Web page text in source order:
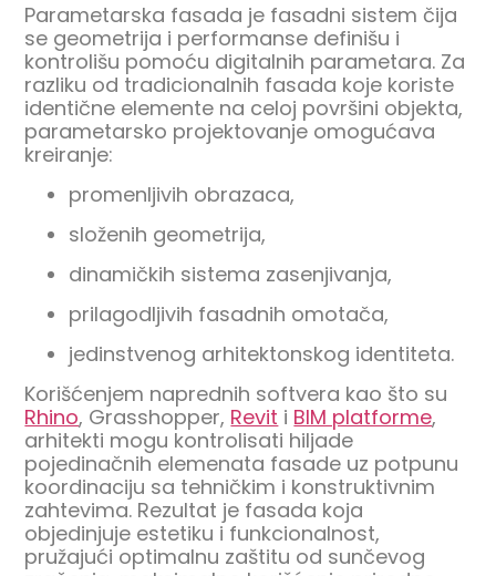
Parametarska fasada je fasadni sistem čija
se geometrija i performanse definišu i
kontrolišu pomoću digitalnih parametara. Za
razliku od tradicionalnih fasada koje koriste
identične elemente na celoj površini objekta,
parametarsko projektovanje omogućava
kreiranje:
promenljivih obrazaca,
složenih geometrija,
dinamičkih sistema zasenjivanja,
prilagodljivih fasadnih omotača,
jedinstvenog arhitektonskog identiteta.
Korišćenjem naprednih softvera kao što su
Rhino, Grasshopper, Revit i BIM platforme,
arhitekti mogu kontrolisati hiljade
pojedinačnih elemenata fasade uz potpunu
koordinaciju sa tehničkim i konstruktivnim
zahtevima. Rezultat je fasada koja
objedinjuje estetiku i funkcionalnost,
pružajući optimalnu zaštitu od sunčevog